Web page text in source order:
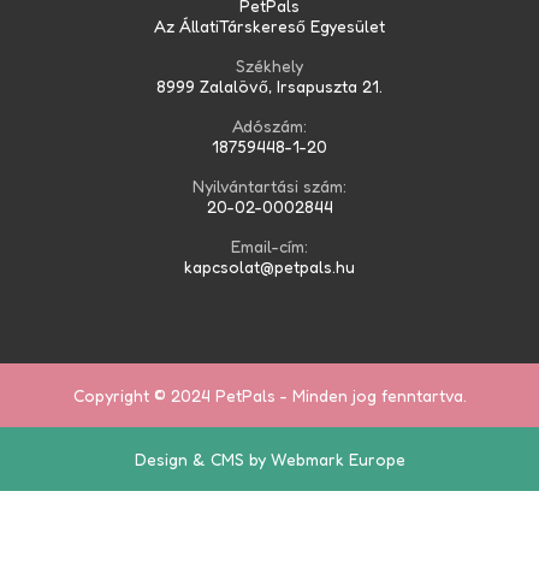
PetPals
Az ÁllatiTárskereső Egyesület
Székhely
8999 Zalalövő, Irsapuszta 21.
Adószám:
18759448-1-20
Nyilvántartási szám:
20-02-0002844
Email-cím:
kapcsolat@petpals.hu
Copyright © 2024 PetPals - Minden jog fenntartva.
Design & CMS by Webmark Europe